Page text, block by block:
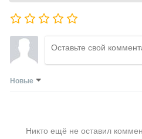
Новые
Никто ещё не оставил